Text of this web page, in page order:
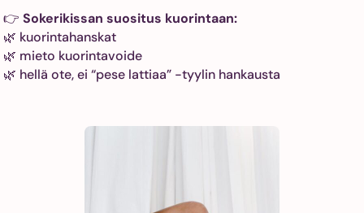
👉Sokerikissan suositus kuorintaan:
🌿 kuorintahanskat
🌿 mieto kuorintavoide
🌿 hellä ote, ei “pese lattiaa” -tyylin hankausta